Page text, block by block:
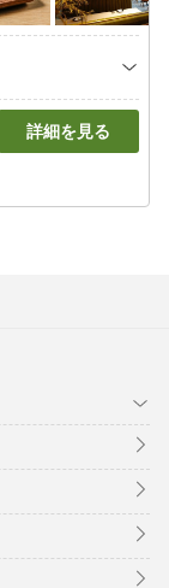
詳細を見る